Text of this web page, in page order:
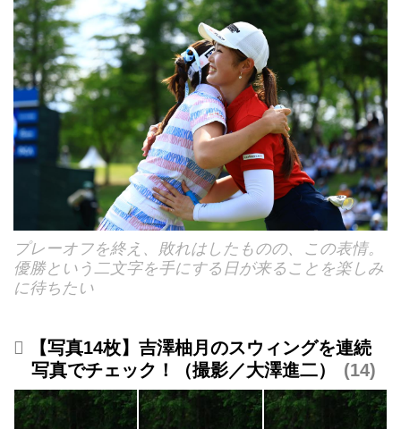
プレーオフを終え、敗れはしたものの、この表情。
優勝という二文字を手にする日が来ることを楽しみ
に待ちたい
【写真14枚】吉澤柚月のスウィングを連続
写真でチェック！（撮影／大澤進二）
14